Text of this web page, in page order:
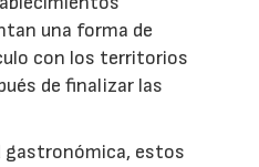
una forma de
con los territorios
de finalizar las
gastronómica, estos